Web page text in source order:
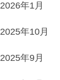
2026年1月
2025年10月
2025年9月